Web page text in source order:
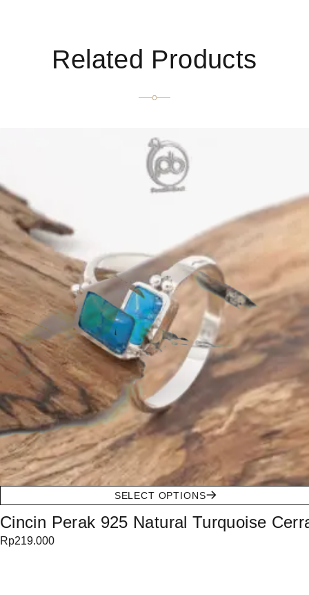
Related Products
SELECT OPTIONS
Cincin Perak 925 Natural Turquoise
Rp219.000